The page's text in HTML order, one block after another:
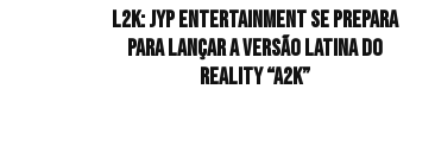
L2K: JYP Entertainment se prepara
para lançar a versão latina do
reality “A2K”